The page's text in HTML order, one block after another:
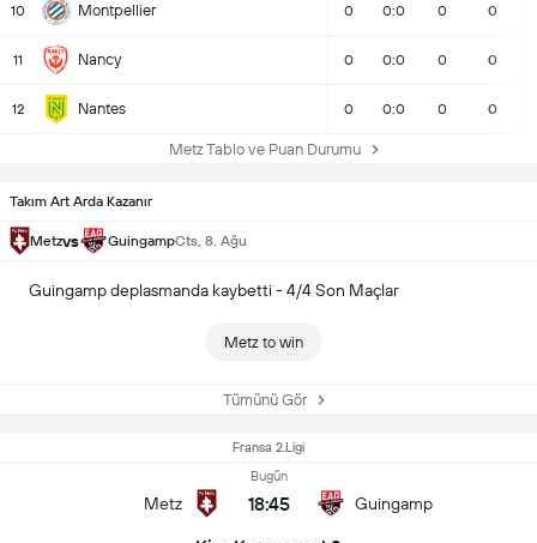
10 Montpellier 0 0:0 0 0
11 Nancy 0 0:0 0 0
12 Nantes 0 0:0 0 0
Metz Tablo ve Puan Durumu
Takım Art Arda Kazanır
Metzvs GuingampCts, 8. Ağu
Guingamp deplasmanda kaybetti - 4/4 Son Maçlar
Metz to win
Tümünü Gör
Fransa 2.Ligi
Metz
Bugün
18:45 Guingamp